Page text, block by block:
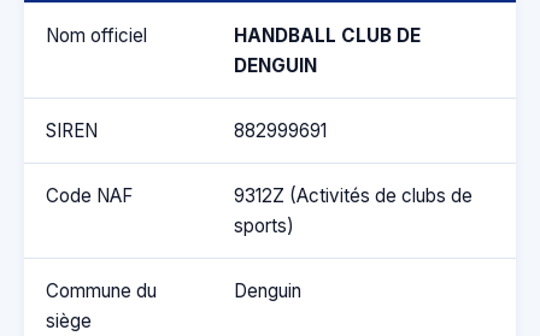
Nom officiel
HANDBALL CLUB DE
DENGUIN
SIREN 882999691
Code NAF
9312Z (Activités de clubs de
sports)
Commune du
siège
Denguin